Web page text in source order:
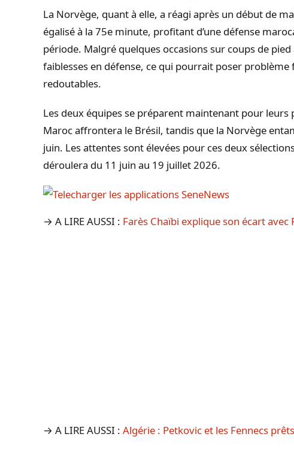
La Norvège, quant à elle, a réagi après un début de
égalisé à la 75e minute, profitant d’une défense
période. Malgré quelques occasions sur coups de
faiblesses en défense, ce qui pourrait poser problème
redoutables.
Les deux équipes se préparent maintenant pour
Maroc affrontera le Brésil, tandis que la Norvège
juin. Les attentes sont élevées pour ces deux
déroulera du 11 juin au 19 juillet 2026.
→ A LIRE AUSSI : Farès Chaïbi explique son écart avec
→ A LIRE AUSSI : Algérie : Petkovic et les Fennecs